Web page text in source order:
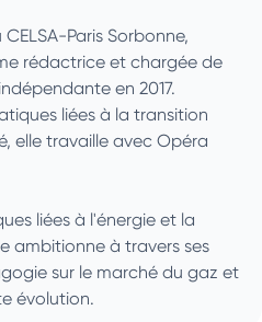
Linkedin
Paris Sorbonne,
rédactrice et chargée de
en 2017.
liées à la transition
elle travaille avec Opéra
liées à l'énergie et la
ambitionne à travers ses
sur le marché du gaz et
évolution.